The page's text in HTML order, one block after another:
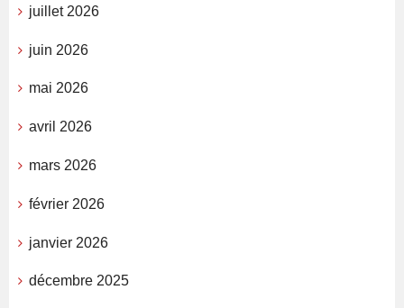
juillet 2026
juin 2026
mai 2026
avril 2026
mars 2026
février 2026
janvier 2026
décembre 2025